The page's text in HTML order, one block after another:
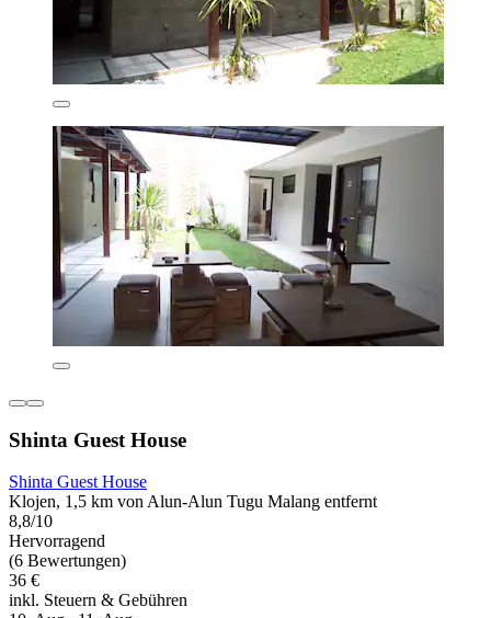
Shinta Guest House
Shinta Guest House
Klojen, 1,5 km von Alun-Alun Tugu Malang entfernt
8,8/10
Hervorragend
(6 Bewertungen)
36 €
inkl. Steuern & Gebühren